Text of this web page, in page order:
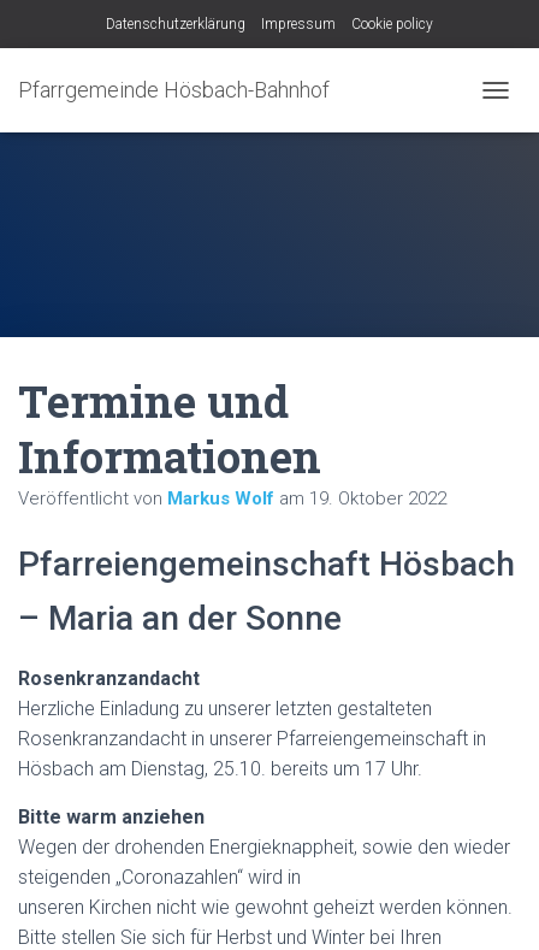
Datenschutzerklärung Impressum Cookie policy
Pfarrgemeinde Hösbach-Bahnhof
A
U
Termine und
Informationen
Veröffentlicht von Markus Wolf am 19. Oktober 2022
Pfarreiengemeinschaft Hösbach
– Maria an der Sonne
Rosenkranzandacht
Herzliche Einladung zu unserer letzten gestalteten
Rosenkranzandacht in unserer Pfarreiengemeinschaft in
Hösbach am Dienstag, 25.10. bereits um 17 Uhr.
Bitte warm anziehen
Wegen der drohenden Energieknappheit, sowie den wieder
steigenden „Coronazahlen“ wird in
unseren Kirchen nicht wie gewohnt geheizt werden können.
Bitte stellen Sie sich für Herbst und Winter bei Ihren